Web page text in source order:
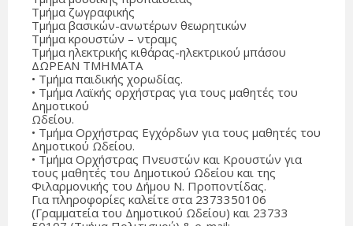
Τμήμα ζωγραφικής
Τμήμα βασικών-ανωτέρων θεωρητικών
Τμήμα κρουστών – ντραμς
Τμήμα ηλεκτρικής κιθάρας-ηλεκτρικού μπάσου
ΔΩΡΕΑΝ ΤΜΗΜΑΤΑ
• Τμήμα παιδικής χορωδίας.
• Τμήμα Λαϊκής ορχήστρας για τους μαθητές του
Δημοτικού
Ωδείου.
• Τμήμα Ορχήστρας Εγχόρδων για τους μαθητές του
Δημοτικού Ωδείου.
• Τμήμα Ορχήστρας Πνευστών και Κρουστών για
τους μαθητές του Δημοτικού Ωδείου και της
Φιλαρμονικής του Δήμου Ν. Προποντίδας.
Για πληροφορίες καλείτε στα 2373350106
(Γραμματεία του Δημοτικού Ωδείου) και 23733